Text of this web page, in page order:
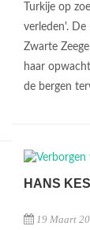
Turkije op
verleden'.
Zwarte
haar
de bergen
HANS
19 Maart